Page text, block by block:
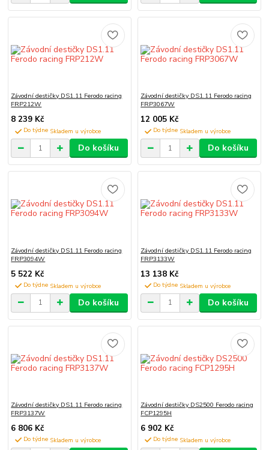
Závodní destičky DS1.11 Ferodo racing
FRP212W
8 239 Kč
Do týdne
Do košíku
Závodní destičky DS1.11 Ferodo racing
FRP3067W
12 005 Kč
Do týdne
Do košíku
Závodní destičky DS1.11 Ferodo racing
FRP3094W
5 522 Kč
Do týdne
Do košíku
Závodní destičky DS1.11 Ferodo racing
FRP3133W
13 138 Kč
Do týdne
Do košíku
Závodní destičky DS1.11 Ferodo racing
FRP3137W
6 806 Kč
Do týdne
Závodní destičky DS2500 Ferodo racing
FCP1295H
6 902 Kč
Do týdne